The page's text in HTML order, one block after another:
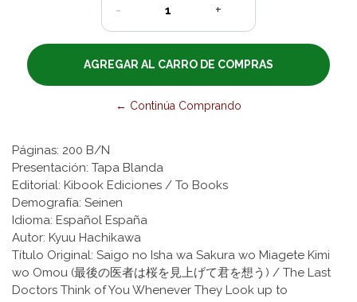
- +
← Continúa Comprando
Páginas: 200 B/N
Presentación: Tapa Blanda
Editorial: Kibook Ediciones / To Books
Demografía: Seinen
Idioma: Español España
Autor: Kyuu Hachikawa
Título Original: Saigo no Isha wa Sakura wo Miagete Kimi
wo Omou (最後の医者は桜を見上げて君を想う) / The Last
Doctors Think of You Whenever They Look up to